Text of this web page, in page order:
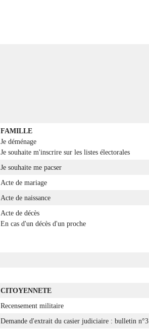
FAMILLE
Je déménage
Je souhaite m'inscrire sur les listes électorales
Je souhaite me pacser
Acte de mariage
Acte de naissance
Acte de décès
En cas d'un décès d'un proche
CITOYENNETE
Recensement militaire
Demande d'extrait du casier judiciaire : bulletin n°3